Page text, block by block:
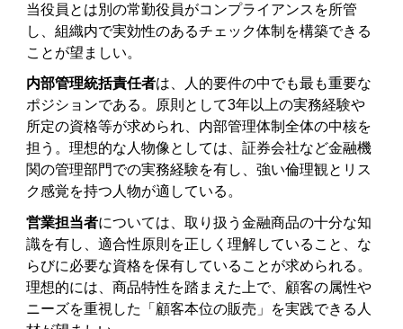
当役員とは別の常勤役員がコンプライアンスを所管
し、組織内で実効性のあるチェック体制を構築できる
ことが望ましい。
内部管理統括責任者は、人的要件の中でも最も重要な
ポジションである。原則として3年以上の実務経験や
所定の資格等が求められ、内部管理体制全体の中核を
担う。理想的な人物像としては、証券会社など金融機
関の管理部門での実務経験を有し、強い倫理観とリス
ク感覚を持つ人物が適している。
営業担当者については、取り扱う金融商品の十分な知
識を有し、適合性原則を正しく理解していること、な
らびに必要な資格を保有していることが求められる。
理想的には、商品特性を踏まえた上で、顧客の属性や
ニーズを重視した「顧客本位の販売」を実践できる人